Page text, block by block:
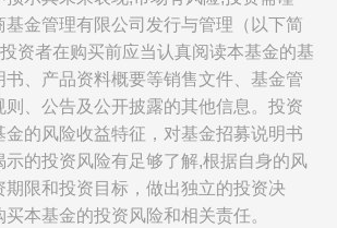
基金管理有限公司发行与管理（以下简
资者在购买前应当认真阅读本基金的基
书、产品资料概要等销售文件、基金管
则、公告及公开披露的其他信息。投资
金的风险收益特征，对基金招募说明书
示的投资风险有足够了解,根据自身的风
期限和投资目标，做出独立的投资决
本基金的投资风险和相关责任。